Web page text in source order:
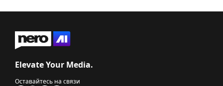
Elevate Your Media.
Оставайтесь на связи